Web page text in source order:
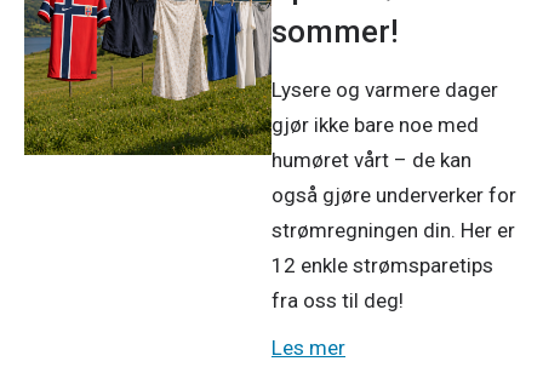
sommer!
Lysere og varmere dager
gjør ikke bare noe med
humøret vårt – de kan
også gjøre underverker for
strømregningen din. Her er
12 enkle strømsparetips
fra oss til deg!
Les mer